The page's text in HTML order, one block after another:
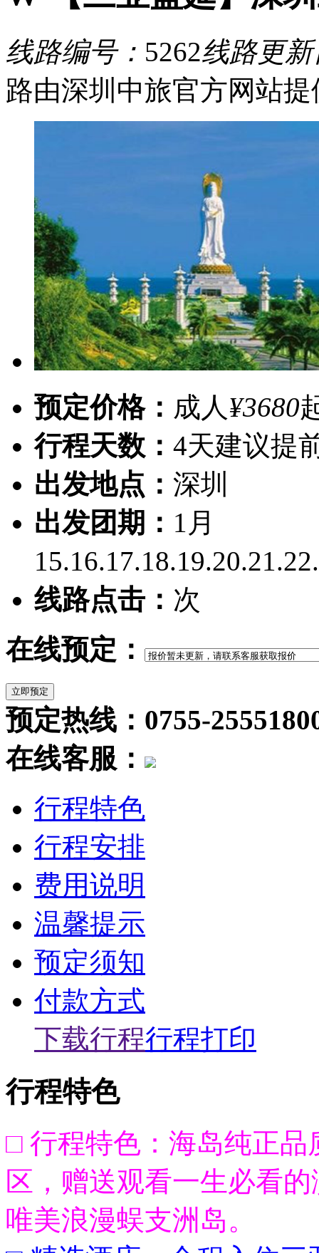
线路编号： 5262线路更
路由深圳中旅官方网站提
预定价格： 成人 ¥3680
行程天数： 4天建议提
出发地点： 深圳
出发团期： 1月
线路点击： 次
在线预定：
预定热线：0755-
在线客服：
行程特色
行程安排
费用说明
温馨提示
预定须知
付款方式
下载行程行程打印
行程特色
□ 行程特色：海岛纯正
区，赠送观看一生必看
唯美浪漫蜈支洲岛。